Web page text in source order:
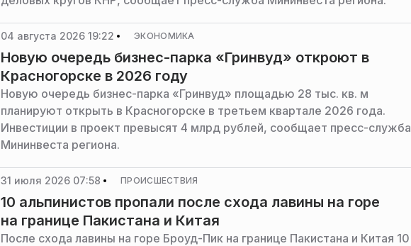
04 августа 2026 19:22 ЭКОНОМИКА
Новую очередь бизнес-парка «Гринвуд» откроют в
Красногорске в 2026 году
Новую очередь бизнес-парка «Гринвуд» площадью 28 тыс. кв. м
планируют открыть в Красногорске в третьем квартале 2026 года.
Инвестиции в проект превысят 4 млрд рублей, сообщает пресс-служба
Мининвеста региона.
31 июля 2026 07:58 ПРОИСШЕСТВИЯ
10 альпинистов пропали после схода лавины на горе
на границе Пакистана и Китая
После схода лавины на горе Броуд-Пик на границе Пакистана и Китая 10